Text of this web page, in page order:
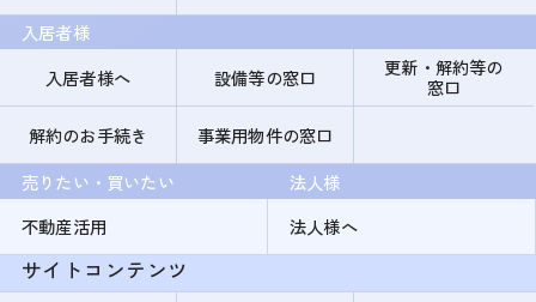
入居者様
入居者様へ
設備等の窓口
更新・解約等の
窓口
解約のお手続き
事業用物件の窓口
売りたい・買いたい
不動産活用
法人様
法人様へ
サイトコンテンツ